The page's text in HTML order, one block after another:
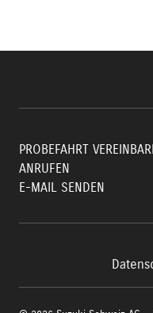
PROBEFAHRT
ANRUFEN
E-MAIL SENDEN